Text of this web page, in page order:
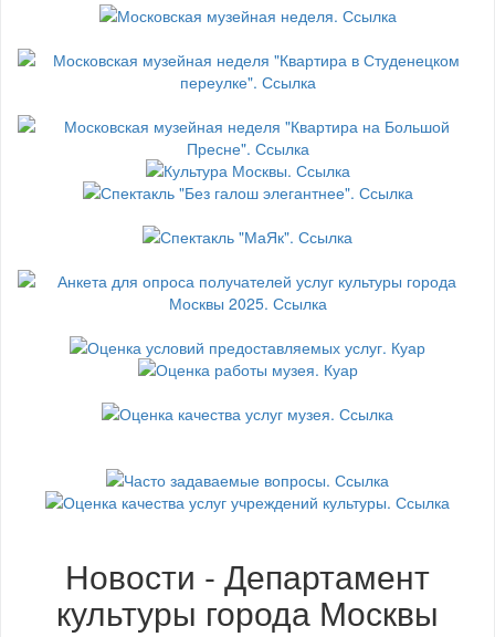
Новости - Департамент
культуры города Москвы